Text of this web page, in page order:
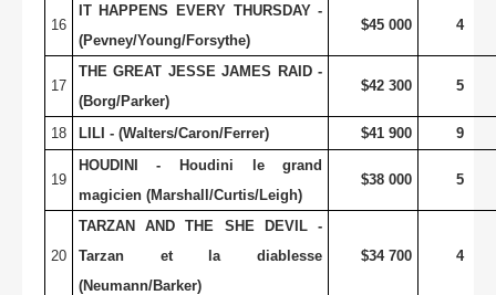
16
IT HAPPENS EVERY THURSDAY -
(Pevney/Young/Forsythe)
$45 000 4
17
THE GREAT JESSE JAMES RAID -
(Borg/Parker)
$42 300 5
18 LILI - (Walters/Caron/Ferrer) $41 900 9
19
HOUDINI - Houdini le grand
magicien (Marshall/Curtis/Leigh)
$38 000 5
20
TARZAN AND THE SHE DEVIL -
Tarzan et la diablesse
(Neumann/Barker)
$34 700 4